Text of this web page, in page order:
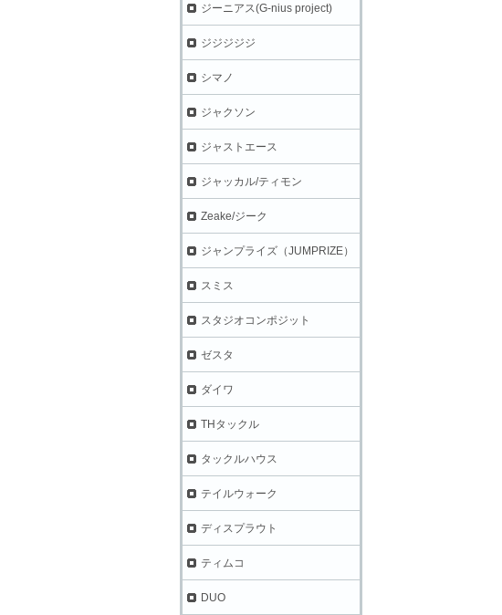
ジーニアス(G-nius project)
ジジジジジ
シマノ
ジャクソン
ジャストエース
ジャッカル/ティモン
Zeake/ジーク
ジャンプライズ（JUMPRIZE）
スミス
スタジオコンポジット
ゼスタ
ダイワ
THタックル
タックルハウス
テイルウォーク
ディスプラウト
ティムコ
DUO